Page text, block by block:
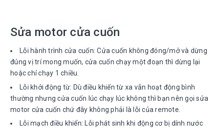
Sửa motor cửa cuốn
Lỗi hành trình cửa cuốn: Cửa cuốn không đóng/mở và dừng
đúng vị trí mong muốn, cửa cuốn chạy một đoạn thì dừng lại
hoặc chỉ chạy 1 chiều.
Lỗi khởi động từ: Dù điều khiển từ xa vẫn hoạt động bình
thường nhưng cửa cuốn lúc chạy lúc không thì bạn nên gọi sửa
motor cửa cuốn chứ đây không phải là lỗi của remote.
Lỗi mạch điều khiển: Lỗi phát sinh khi động cơ bị dính nước